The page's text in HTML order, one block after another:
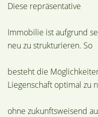
Diese repräsentative
Immobilie ist aufgrund
neu zu strukturieren. So
besteht die
Liegenschaft optimal zu
ohne zukunftsweisend